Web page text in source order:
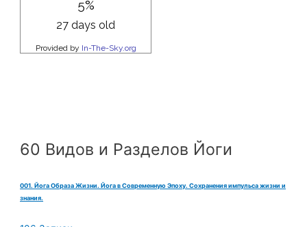
60 Видов и Разделов Йоги
001. Йога Образа Жизни. Йога в Современную Эпоху. Сохранения импульса жизни и
знания.